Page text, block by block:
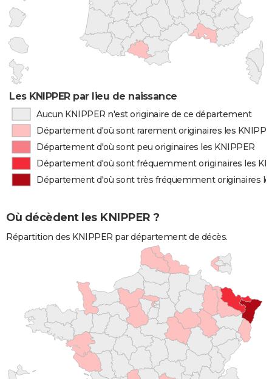
Les KNIPPER par lieu de naissance
Aucun KNIPPER n'est originaire de ce département
Département d'où sont rarement originaires les
Département d'où sont peu originaires les KNIPPER
Département d'où sont fréquemment originaires les
Département d'où sont très fréquemment originaires
Où décèdent les KNIPPER ?
Répartition des KNIPPER par département de décès.